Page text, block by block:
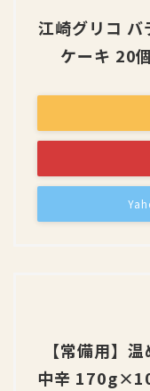
江崎グリコ
ケーキ 20
【常備用】
中辛